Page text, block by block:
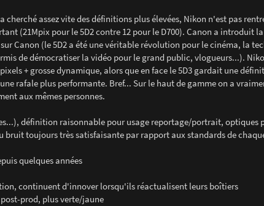
assez vite des définitions plus élevées, Nikon n'est pas
(21Mpix pour le 5D2 contre 12 pour le D700). Canon a introduit
Canon (le 5D2 a été une véritable révolution pour le cinéma, la
de démocratiser la vidéo pour le grand public, vlogueurs...).
+ grosse dynamique, alors que en face le 5D3 gardait une
rafale plus performante. Bref... Sur le haut de gamme on a
aux mêmes personnes.
définition raisonnable pour usage reportage/portrait, optiques
bruit toujours très satisfaisante par rapport aux standards de
quelques années
continuent d'innover lorsqu'ils réactualisent leurs boîtiers
prod, plus verte/jaune